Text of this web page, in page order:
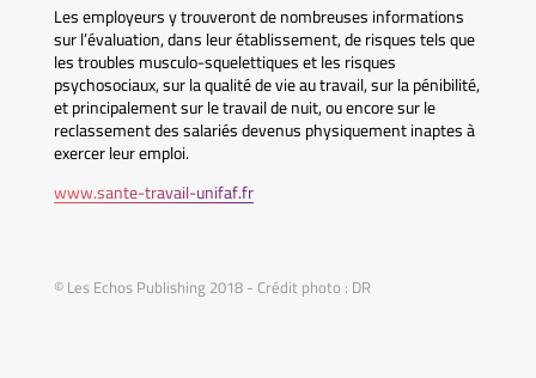
Les employeurs y trouveront de nombreuses informations
sur l’évaluation, dans leur établissement, de risques tels que
les troubles musculo-squelettiques et les risques
psychosociaux, sur la qualité de vie au travail, sur la pénibilité,
et principalement sur le travail de nuit, ou encore sur le
reclassement des salariés devenus physiquement inaptes à
exercer leur emploi.
www.sante-travail-unifaf.fr
© Les Echos Publishing 2018 - Crédit photo : DR